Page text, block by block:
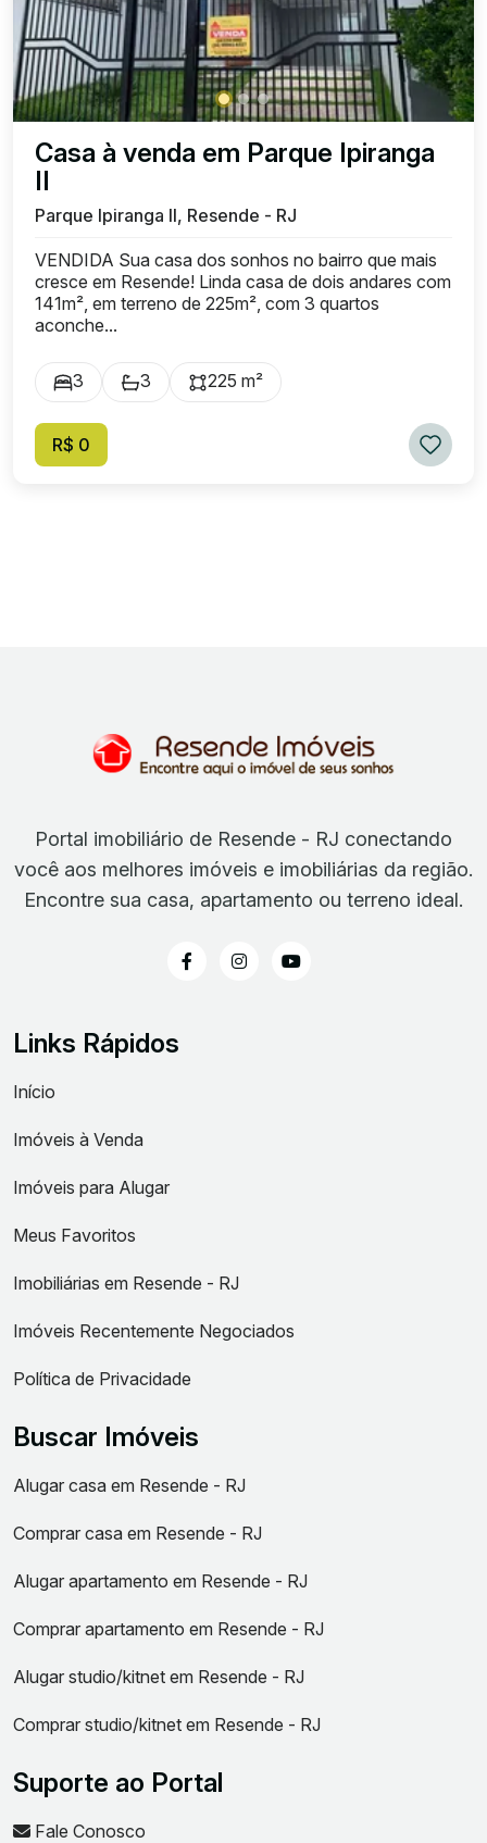
Casa à venda em Parque Ipiranga
II
Parque Ipiranga II, Resende - RJ
VENDIDA Sua casa dos sonhos no bairro que mais
cresce em Resende! Linda casa de dois andares com
141m², em terreno de 225m², com 3 quartos
aconche...
3 3 225 m²
R$ 0
Portal imobiliário de Resende - RJ conectando
você aos melhores imóveis e imobiliárias da região.
Encontre sua casa, apartamento ou terreno ideal.
Links Rápidos
Início
Imóveis à Venda
Imóveis para Alugar
Meus Favoritos
Imobiliárias em Resende - RJ
Imóveis Recentemente Negociados
Política de Privacidade
Buscar Imóveis
Alugar casa em Resende - RJ
Comprar casa em Resende - RJ
Alugar apartamento em Resende - RJ
Comprar apartamento em Resende - RJ
Alugar studio/kitnet em Resende - RJ
Comprar studio/kitnet em Resende - RJ
Suporte ao Portal
Fale Conosco